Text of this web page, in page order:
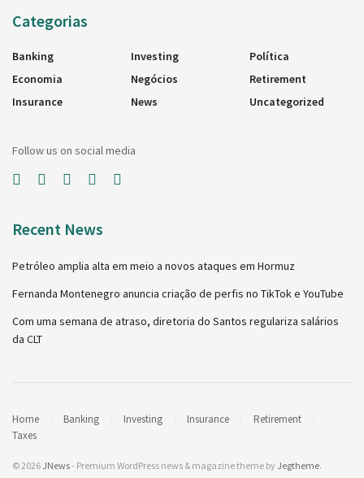
Categorias
Banking
Economia
Insurance
Investing
Negócios
News
Política
Retirement
Uncategorized
Follow us on social media
Recent News
Petróleo amplia alta em meio a novos ataques em Hormuz
Fernanda Montenegro anuncia criação de perfis no TikTok e YouTube
Com uma semana de atraso, diretoria do Santos regulariza salários
da CLT
Home Banking Investing Insurance
Retirement
Taxes
© 2026 JNews- Premium WordPress news & magazine theme by Jegtheme.